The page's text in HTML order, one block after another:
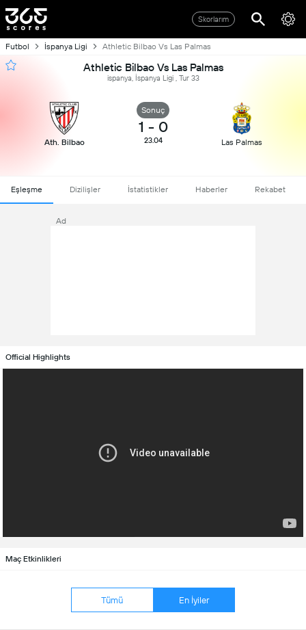
Skorlarım
Futbol İspanya Ligi Athletic Bilbao Vs Las Palmas
Athletic Bilbao Vs Las Palmas
ispanya, İspanya Ligi , Tur 33
Ath. Bilbao
Sonuç
1 - 0
23.04 Las Palmas
Eşleşme Dizilişler İstatistikler Haberler Rekabet
Ad
Official Highlights
Maç Etkinlikleri
Tümü En İyiler